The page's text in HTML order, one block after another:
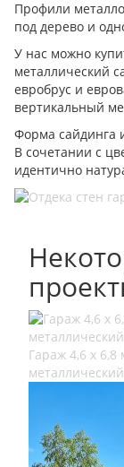
Профили
под дерево и
У нас можно
металлический
евробрус и
вертикальный
Форма сайдинга
В сочетании с
идентично
Гараж 4,6 х 6,8